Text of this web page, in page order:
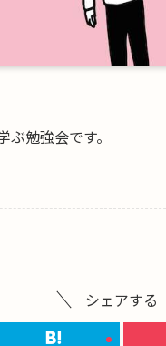
勉強会です。
シェアする